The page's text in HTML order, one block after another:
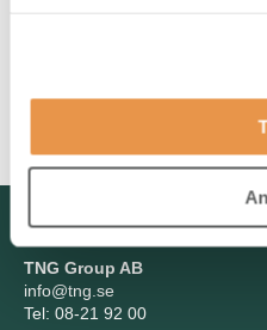
kommer att kräva att du har
lösningar; ditt tålamod och din
mycket fördelaktigt.
Kontakta oss
TNG Group AB
info@tng.se
Tel: 08-21 92 00